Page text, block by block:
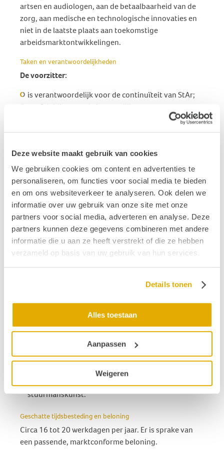
Deze website maakt gebruik van cookies
We gebruiken cookies om content en advertenties te
personaliseren, om functies voor social media te bieden
en om ons websiteverkeer te analyseren. Ook delen we
informatie over uw gebruik van onze site met onze
partners voor social media, adverteren en analyse. Deze
partners kunnen deze gegevens combineren met andere
informatie die u aan ze heeft verstrekt of die ze hebben
verzameld op basis van uw gebruik van hun services.
Details tonen
Alles toestaan
Aanpassen
Weigeren
artsen en audiologen, aan de betaalbaarheid van de
zorg, aan medische en technologische innovaties en
niet in de laatste plaats aan toekomstige
arbeidsmarktontwikkelingen.
Taken en verantwoordelijkheden
De voorzitter:
is verantwoordelijk voor de continuïteit van StAr;
geeft leiding aan de bestuurlijke processen, op
basis waarvan het beheer van de stichting, en de
kwaliteitsafspraken ten aanzien van beroeps- en
vertegenwoordigt de sector en daarbuiten, in
contacten met bijv. zorgverzekeraars, het
ministerie van VWS en specialistenverenigingen;
is direct aanspeekpunt van de directeur en de
organisatie;
werkt samen en zoekt afstemming met andere
kwaliteitsinitiatieven in de sector;
Vereiste kennis en ervaring
voorkeur in de zorg;
kwaliteitscertificatie;
ervaring met het overbruggen van
belangentegenstellingen;
academisch werk- en denkniveau;
stuurmanskunst.
Geschatte tijdsbesteding en beloning
Circa 16 tot 20 werkdagen per jaar. Er is sprake van
een passende, marktconforme beloning.